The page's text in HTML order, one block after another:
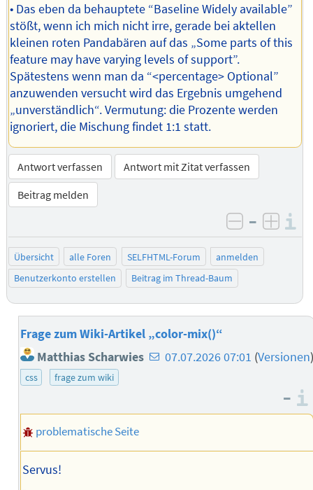
• Das eben da behauptete “Baseline Widely available”
stößt, wenn ich mich nicht irre, gerade bei aktellen
kleinen roten Pandabären auf das „Some parts of this
feature may have varying levels of support”.
Spätestens wenn man da “<percentage> Optional”
anzuwenden versucht wird das Ergebnis umgehend
„unverständlich“. Vermutung: die Prozente werden
ignoriert, die Mischung findet 1:1 statt.
Antwort verfassen
Antwort mit Zitat verfassen
Beitrag melden
negativ
–
Übersicht alle Foren SELFHTML-Forum
anmelden
Benutzerkonto erstellen
Beitrag im Thread-Baum
Frage zum Wiki-Artikel „color-mix()“
Matthias Scharwies E-
des
07.07.2026 07:01 (Versionen
css frage zum wiki
–
problematische Seite
Servus!